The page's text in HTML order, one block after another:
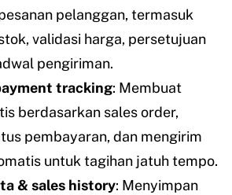
pelanggan, termasuk
validasi harga, persetujuan
pengiriman.
tracking: Membuat
berdasarkan sales order,
pembayaran, dan mengirim
untuk tagihan jatuh tempo.
& sales history: Menyimpan